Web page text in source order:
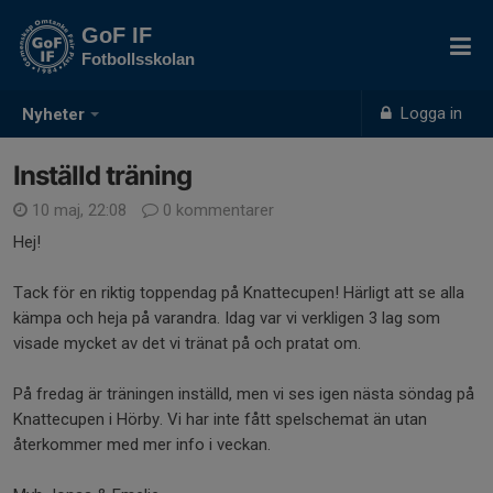
Nyheter Logga in
GoF IF
Fotbollsskolan
Inställd träning
10 maj, 22:08
0 kommentarer
Hej!
Tack för en riktig toppendag på Knattecupen! Härligt att se alla
kämpa och heja på varandra. Idag var vi verkligen 3 lag som
visade mycket av det vi tränat på och pratat om.
På fredag är träningen inställd, men vi ses igen nästa söndag på
Knattecupen i Hörby. Vi har inte fått spelschemat än utan
återkommer med mer info i veckan.